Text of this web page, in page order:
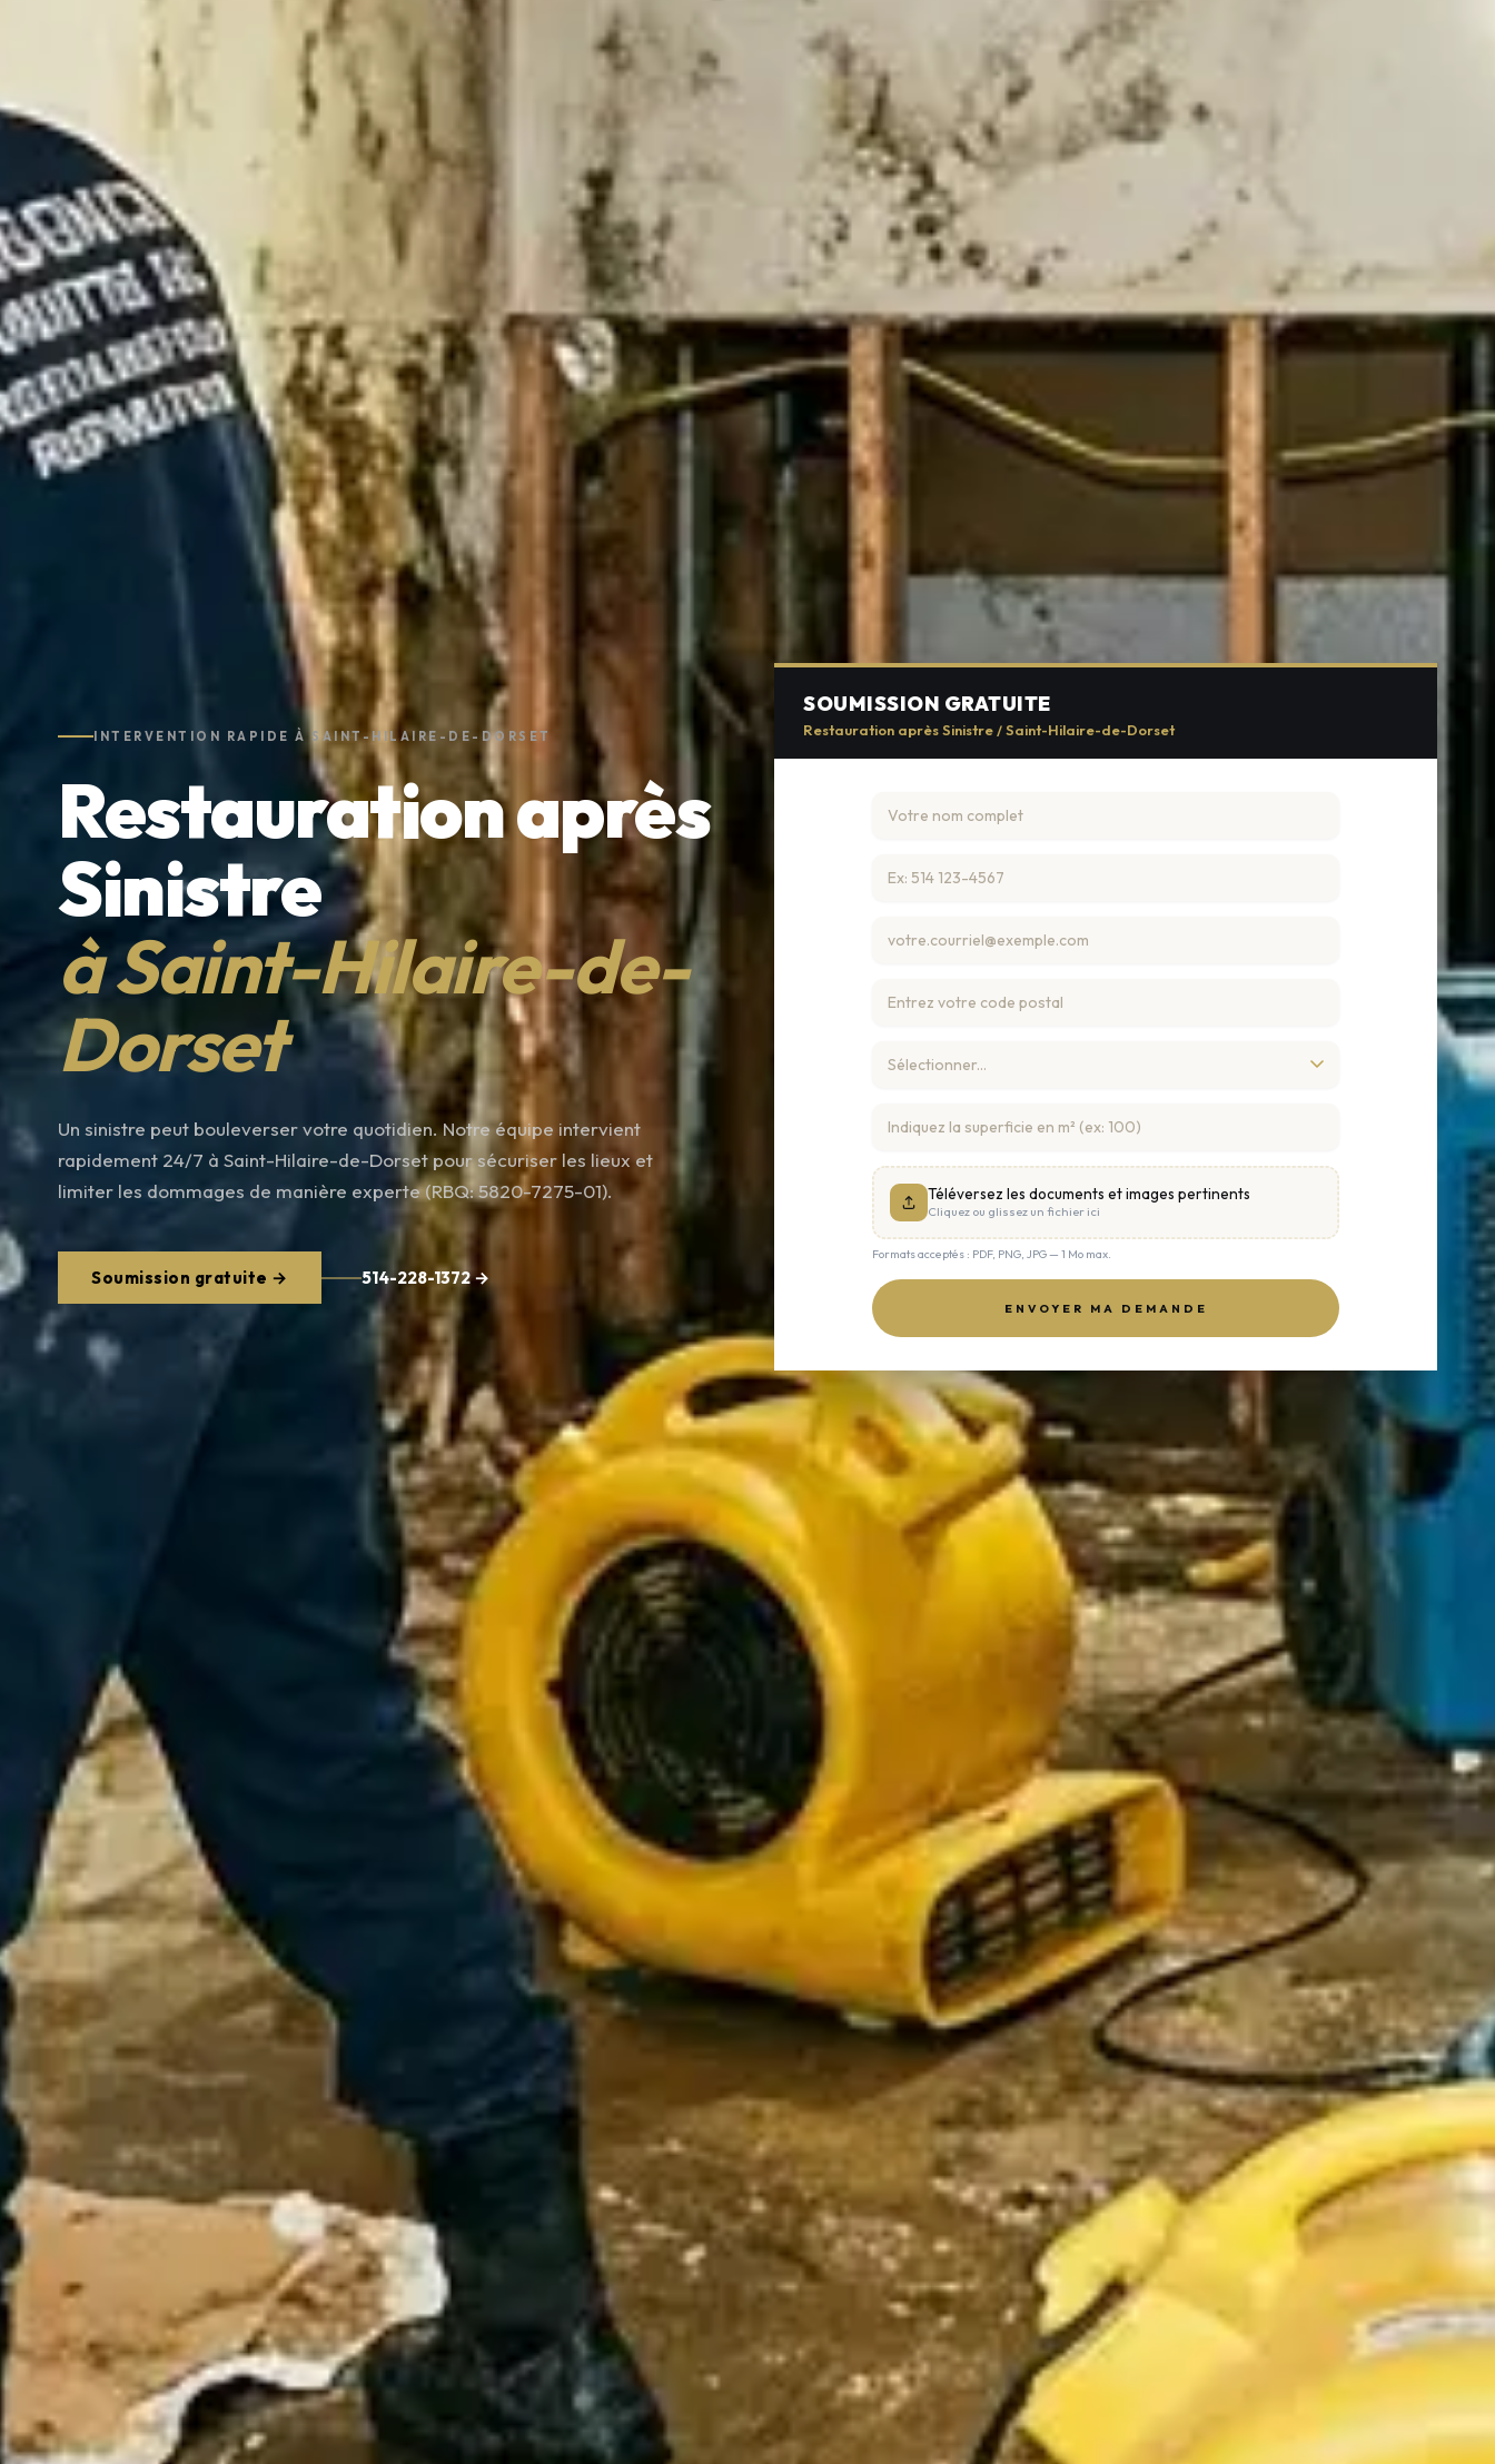
INTERVENTION RAPIDE À SAINT-HILAIRE-DE-DORSET
Restauration après
Sinistre
à Saint-Hilaire-de-
Dorset
Un sinistre peut bouleverser votre quotidien. Notre équipe intervient
rapidement 24/7 à Saint-Hilaire-de-Dorset pour sécuriser les lieux et
limiter les dommages de manière experte (RBQ: 5820-7275-01).
Soumission gratuite → 514-228-1372 →
SOUMISSION GRATUITE
Restauration après Sinistre / Saint-Hilaire-de-Dorset
Téléversez les documents et images pertinents
Cliquez ou glissez un fichier ici
Formats acceptés : PDF, PNG, JPG — 1 Mo max.
ENVOYER MA DEMANDE